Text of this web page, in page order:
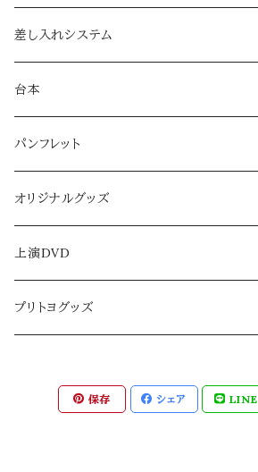
差し入れシステム
CHICACO三河屋さんシステム
PPINCESS TOYOTOMI援軍システム
The Great Gatsby-差し入れシステム
25Magic-差し入れシステム
PRINCESS TOKUGAWA
黒革の手帖
台本
パンフレット
オリジナルグッズ
上演DVD
CHICACOシリーズ
Three Kingdomsシリーズ
プリトヨグッズ
保存 シェア LINE